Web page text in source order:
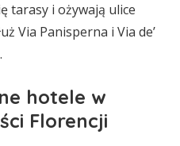
tarasy i ożywają ulice
Via Panisperna i Via de’
hotele w
Florencji